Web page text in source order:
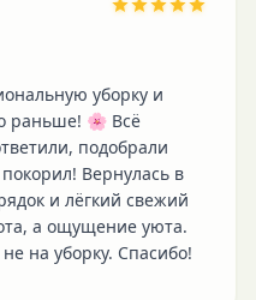
уборку и
раньше! 🌸 Всё
подобрали
Вернулась в
и лёгкий свежий
а ощущение уюта.
на уборку. Спасибо!